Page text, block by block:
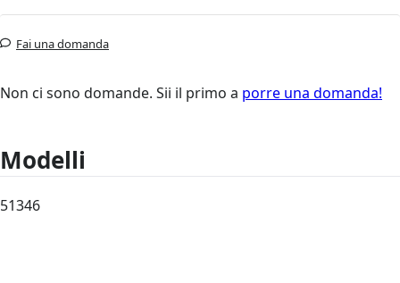
Fai una domanda
Non ci sono domande. Sii il primo a porre una domanda!
Modelli
51346